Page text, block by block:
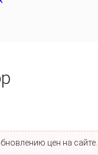
цен на сайте.